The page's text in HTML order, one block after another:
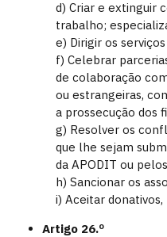
d) Criar e extinguir
trabalho;
e) Dirigir os
f) Celebrar
de colaboração
ou estrangeiras,
a prossecução dos
g) Resolver os
que lhe sejam
da APODIT ou
h) Sancionar os
i) Aceitar
Artigo 26.º